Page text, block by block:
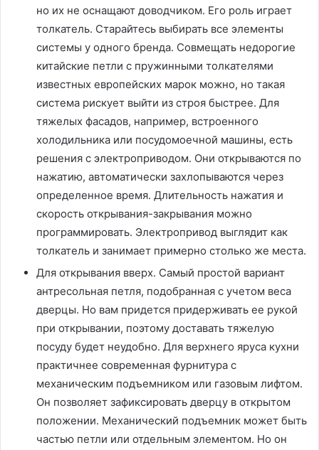
но их не оснащают доводчиком. Его роль играет
толкатель. Старайтесь выбирать все элементы
системы у одного бренда. Совмещать недорогие
китайские петли с пружинными толкателями
известных европейских марок можно, но такая
система рискует выйти из строя быстрее. Для
тяжелых фасадов, например, встроенного
холодильника или посудомоечной машины, есть
решения с электроприводом. Они открываются по
нажатию, автоматически захлопываются через
определенное время. Длительность нажатия и
скорость открывания-закрывания можно
программировать. Электропривод выглядит как
толкатель и занимает примерно столько же места.
Для открывания вверх. Самый простой вариант
антресольная петля, подобранная с учетом веса
дверцы. Но вам придется придерживать ее рукой
при открывании, поэтому доставать тяжелую
посуду будет неудобно. Для верхнего яруса кухни
практичнее современная фурнитура с
механическим подъемником или газовым лифтом.
Он позволяет зафиксировать дверцу в открытом
положении. Механический подъемник может быть
частью петли или отдельным элементом. Но он